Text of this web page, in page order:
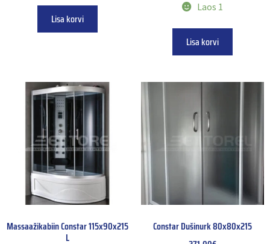
Lisa korvi
Laos 1
Lisa korvi
Massaažikabiin Constar 115x90x215
L
Constar Dušinurk 80x80x215